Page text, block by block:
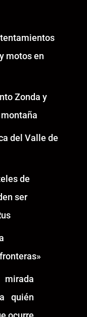
motos en
Zonda y
del Valle de
de
ser
quién